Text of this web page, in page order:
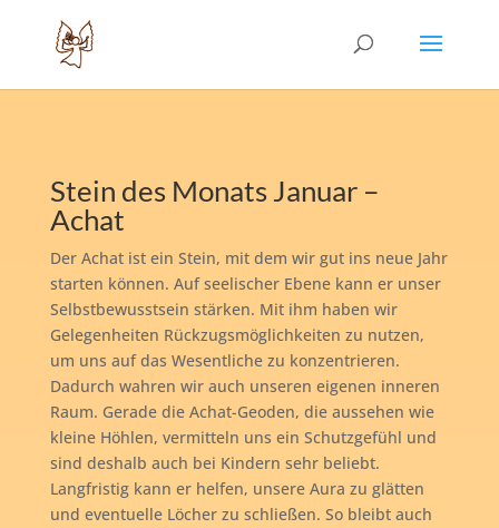
Stein des Monats Januar –
Achat
Der Achat ist ein Stein, mit dem wir gut ins neue Jahr
starten können. Auf seelischer Ebene kann er unser
Selbstbewusstsein stärken. Mit ihm haben wir
Gelegenheiten Rückzugsmöglichkeiten zu nutzen,
um uns auf das Wesentliche zu konzentrieren.
Dadurch wahren wir auch unseren eigenen inneren
Raum. Gerade die Achat-Geoden, die aussehen wie
kleine Höhlen, vermitteln uns ein Schutzgefühl und
sind deshalb auch bei Kindern sehr beliebt.
Langfristig kann er helfen, unsere Aura zu glätten
und eventuelle Löcher zu schließen. So bleibt auch